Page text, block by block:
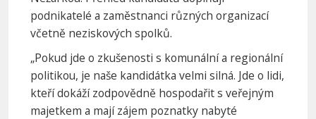
podnikatelé a zaměstnanci různých organizací
včetně neziskových spolků.
„Pokud jde o zkušenosti s komunální a regionální
politikou, je naše kandidátka velmi silná. Jde o lidi,
kteří dokáží zodpovědně hospodařit s veřejným
majetkem a mají zájem poznatky nabyté